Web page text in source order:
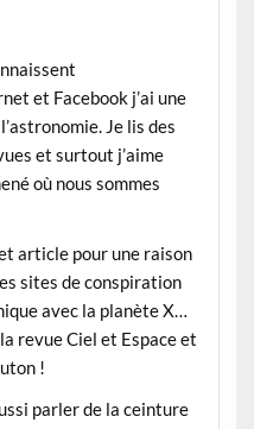
et Facebook j’ai une
Je lis des
et surtout j’aime
où nous sommes
article pour une raison
sites de conspiration
avec la planète X…
revue Ciel et Espace et
!
parler de la ceinture